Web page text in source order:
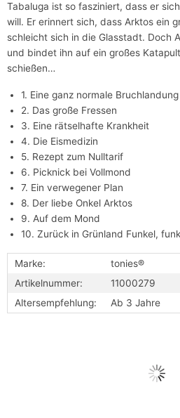
Tabaluga ist so fasziniert, dass er
will. Er erinnert sich, dass Arktos ein
schleicht sich in die Glasstadt. Doch
und bindet ihn auf ein großes
schießen…
1. Eine ganz normale Bruchlandung
2. Das große Fressen
3. Eine rätselhafte Krankheit
4. Die Eismedizin
5. Rezept zum Nulltarif
6. Picknick bei Vollmond
7. Ein verwegener Plan
8. Der liebe Onkel Arktos
9. Auf dem Mond
10. Zurück in Grünland Funkel,
Marke:
tonies®
Artikelnummer:
11000279
Altersempfehlung:
Ab 3 Jahre